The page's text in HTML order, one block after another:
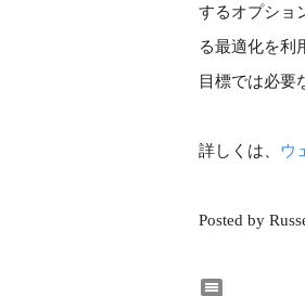
するオプショ
る最適化を利
目標では必要
詳しくは、 ウ
